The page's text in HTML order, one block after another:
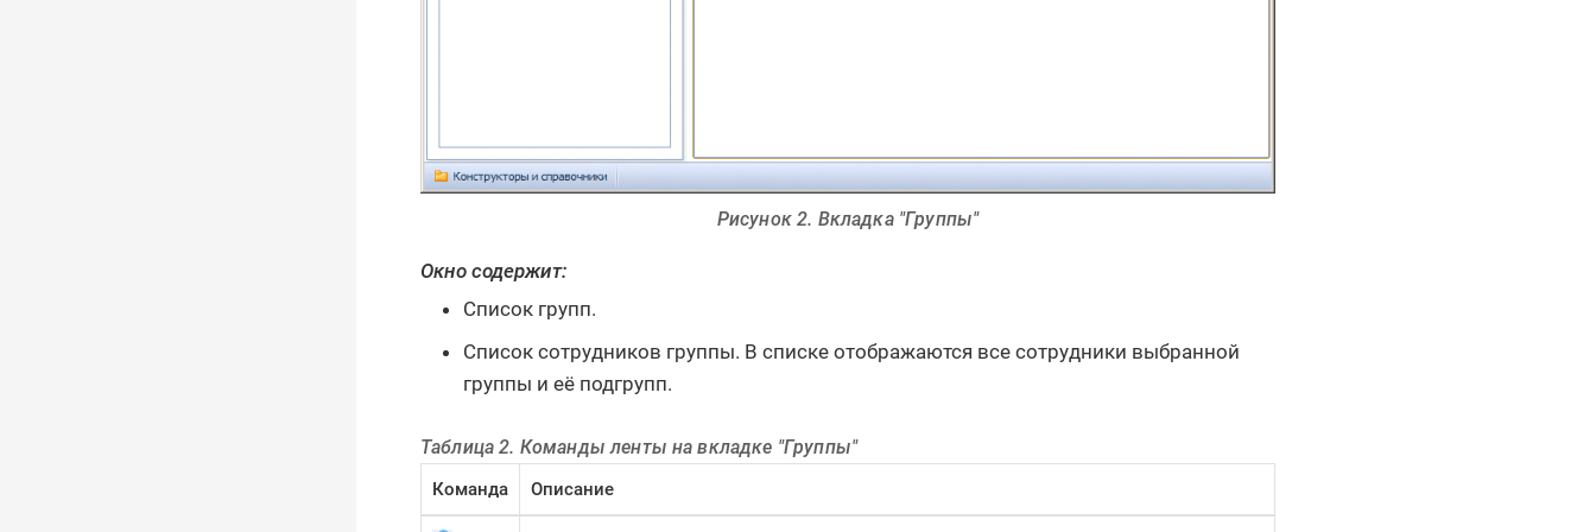
Рисунок 2. Вкладка "Группы"
Окно содержит:
Список групп.
Список сотрудников группы. В списке отображаются все сотрудники выбранной
группы и её подгрупп.
Таблица 2. Команды ленты на вкладке "Группы"
Команда Описание